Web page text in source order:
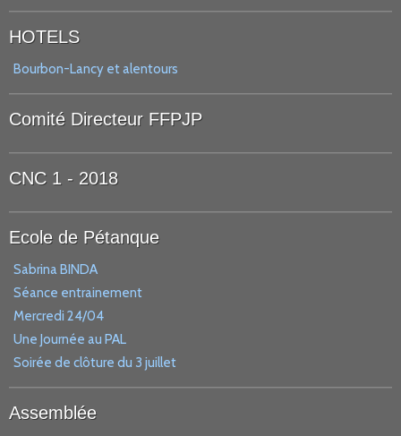
HOTELS
Bourbon-Lancy et alentours
Comité Directeur FFPJP
CNC 1 - 2018
Ecole de Pétanque
Sabrina BINDA
Séance entrainement
Mercredi 24/04
Une Journée au PAL
Soirée de clôture du 3 juillet
Assemblée